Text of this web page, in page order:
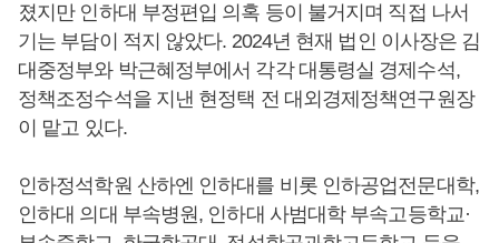
졌지만 인하대 부정편입 의혹 등이 불거지며 직접 나서
기는 부담이 적지 않았다. 2024년 현재 법인 이사장은 김
대중정부와 박근혜정부에서 각각 대통령실 경제수석,
정책조정수석을 지낸 현정택 전 대외경제정책연구원장
이 맡고 있다.
인하정석학원 산하엔 인하대를 비롯 인하공업전문대학,
인하대 의대 부속병원, 인하대 사범대학 부속고등학교·